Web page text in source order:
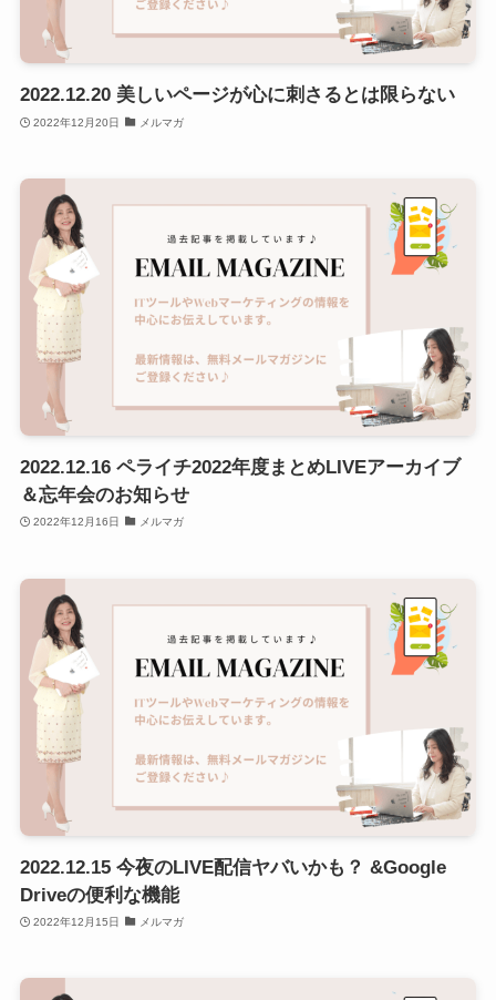
2022.12.20 美しいページが心に刺さるとは限らない
2022年12月20日 メルマガ
2022.12.16 ペライチ2022年度まとめLIVEアーカイブ
＆忘年会のお知らせ
2022年12月16日 メルマガ
2022.12.15 今夜のLIVE配信ヤバいかも？ &Google
Driveの便利な機能
2022年12月15日 メルマガ